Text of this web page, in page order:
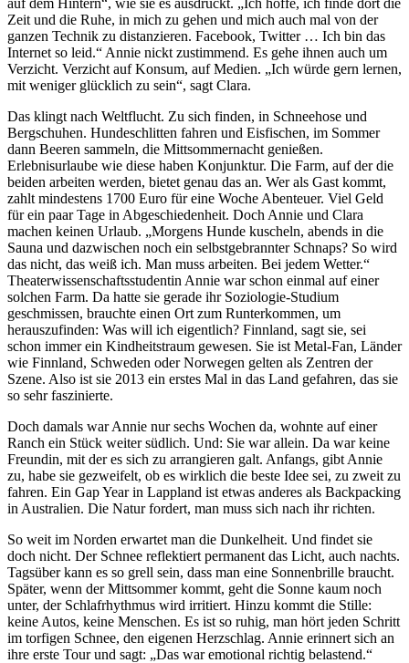
Zeit und die Ruhe, in mich zu gehen und mich auch mal von der
ganzen Technik zu distanzieren. Facebook, Twitter … Ich bin das
Internet so leid.“ Annie nickt zustimmend. Es gehe ihnen auch um
Verzicht. Verzicht auf Konsum, auf Medien. „Ich würde gern lernen,
mit weniger glücklich zu sein“, sagt Clara.
Das klingt nach Weltflucht. Zu sich finden, in Schneehose und
Bergschuhen. Hundeschlitten fahren und Eisfischen, im Sommer
dann Beeren sammeln, die Mittsommernacht genießen.
Erlebnisurlaube wie diese haben Konjunktur. Die Farm, auf der die
beiden arbeiten werden, bietet genau das an. Wer als Gast kommt,
zahlt mindestens 1700 Euro für eine Woche Abenteuer. Viel Geld
für ein paar Tage in Abgeschiedenheit. Doch Annie und Clara
machen keinen Urlaub. „Morgens Hunde kuscheln, abends in die
Sauna und dazwischen noch ein selbstgebrannter Schnaps? So wird
das nicht, das weiß ich. Man muss arbeiten. Bei jedem Wetter.“
Theaterwissenschaftsstudentin Annie war schon einmal auf einer
solchen Farm. Da hatte sie gerade ihr Soziologie-Studium
geschmissen, brauchte einen Ort zum Runterkommen, um
herauszufinden: Was will ich eigentlich? Finnland, sagt sie, sei
schon immer ein Kindheitstraum gewesen. Sie ist Metal-Fan, Länder
wie Finnland, Schweden oder Norwegen gelten als Zentren der
Szene. Also ist sie 2013 ein erstes Mal in das Land gefahren, das sie
so sehr faszinierte.
Doch damals war Annie nur sechs Wochen da, wohnte auf einer
Ranch ein Stück weiter südlich. Und: Sie war allein. Da war keine
Freundin, mit der es sich zu arrangieren galt. Anfangs, gibt Annie
zu, habe sie gezweifelt, ob es wirklich die beste Idee sei, zu zweit zu
fahren. Ein Gap Year in Lappland ist etwas anderes als Backpacking
in Australien. Die Natur fordert, man muss sich nach ihr richten.
So weit im Norden erwartet man die Dunkelheit. Und findet sie
doch nicht. Der Schnee reflektiert permanent das Licht, auch nachts.
Tagsüber kann es so grell sein, dass man eine Sonnenbrille braucht.
Später, wenn der Mittsommer kommt, geht die Sonne kaum noch
unter, der Schlafrhythmus wird irritiert. Hinzu kommt die Stille:
keine Autos, keine Menschen. Es ist so ruhig, man hört jeden Schritt
im torfigen Schnee, den eigenen Herzschlag. Annie erinnert sich an
ihre erste Tour und sagt: „Das war emotional richtig belastend.“